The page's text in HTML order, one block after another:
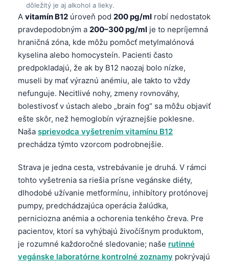
dôležitý je aj alkohol a lieky.
A vitamín B12 úroveň pod 200 pg/ml robí nedostatok
pravdepodobným a 200–300 pg/ml je to nepríjemná
hraničná zóna, kde môžu pomôcť metylmalónová
kyselina alebo homocysteín. Pacienti často
predpokladajú, že ak by B12 naozaj bolo nízke,
museli by mať výraznú anémiu, ale takto to vždy
nefunguje. Necitlivé nohy, zmeny rovnováhy,
bolestivosť v ústach alebo „brain fog“ sa môžu objaviť
ešte skôr, než hemoglobín výraznejšie poklesne.
Naša sprievodca vyšetrením vitamínu B12
prechádza týmto vzorcom podrobnejšie.
Strava je jedna cesta, vstrebávanie je druhá. V rámci
tohto vyšetrenia sa riešia prísne vegánske diéty,
dlhodobé užívanie metformínu, inhibítory protónovej
pumpy, predchádzajúca operácia žalúdka,
perniciozna anémia a ochorenia tenkého čreva. Pre
pacientov, ktorí sa vyhýbajú živočíšnym produktom,
je rozumné každoročné sledovanie; naše rutinné
vegánske laboratórne kontrolné zoznamy pokrývajú